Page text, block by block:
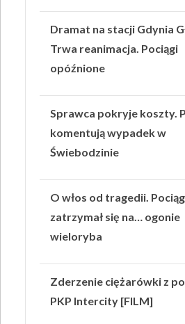
Dramat na stacji Gdynia
Trwa reanimacja. Pociągi
opóźnione
Sprawca pokryje koszty.
komentują wypadek w
Świebodzinie
O włos od tragedii.
zatrzymał się na… ogonie
wieloryba
Zderzenie ciężarówki z
PKP Intercity [FILM]